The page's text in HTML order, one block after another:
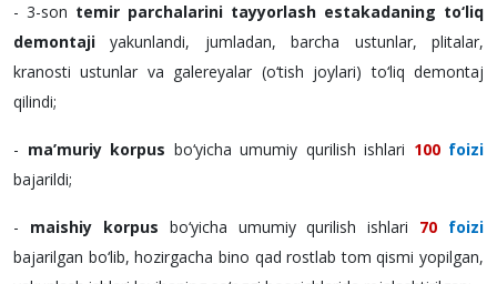
- 3-son temir parchalarini tayyorlash estakadaning to‘liq
demontaji yakunlandi, jumladan, barcha ustunlar, plitalar,
kranosti ustunlar va galereyalar (o‘tish joylari) to‘liq demontaj
qilindi;
- ma’muriy korpus bo‘yicha umumiy qurilish ishlari 100 foizi
bajarildi;
- maishiy korpus bo‘yicha umumiy qurilish ishlari 70 foizi
bajarilgan bo‘lib, hozirgacha bino qad rostlab tom qismi yopilgan,